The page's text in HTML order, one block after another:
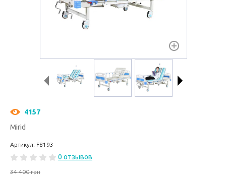
4157
Mirid
Артикул: F8193
0 отзывов
34 400 грн